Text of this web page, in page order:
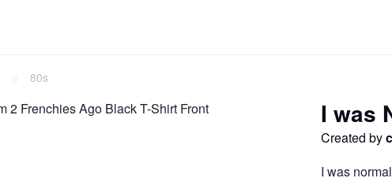
80s
I was
Created by
I was